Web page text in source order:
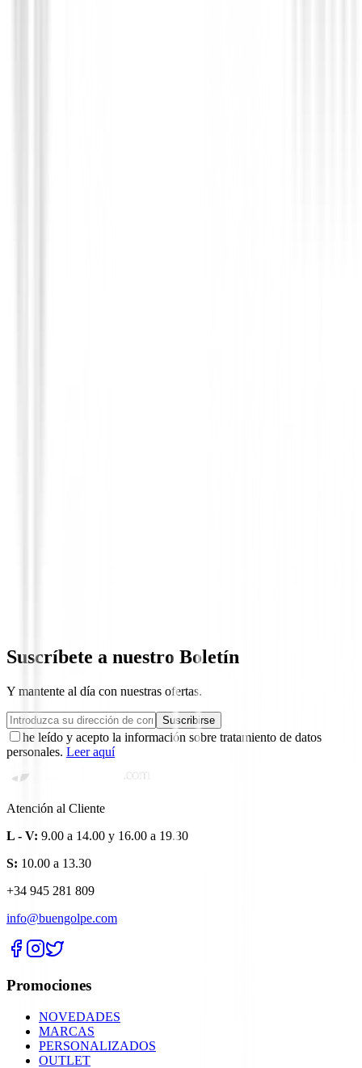
Suscríbete a nuestro Boletín
Y mantente al día con nuestras ofertas.
Suscribirse
he leído y acepto la información sobre tratamiento de datos
personales. Leer aquí
Atención al Cliente
L - V: 9.00 a 14.00 y 16.00 a 19.30
S: 10.00 a 13.30
+34 945 281 809
info@buengolpe.com
Promociones
NOVEDADES
MARCAS
PERSONALIZADOS
OUTLET